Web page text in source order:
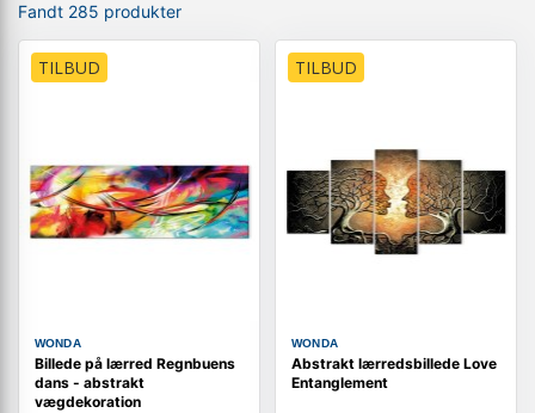
Fandt 285 produkter
TILBUD
WONDA
Billede på lærred Regnbuens
dans - abstrakt
vægdekoration
TILBUD
WONDA
Abstrakt lærredsbillede Love
Entanglement